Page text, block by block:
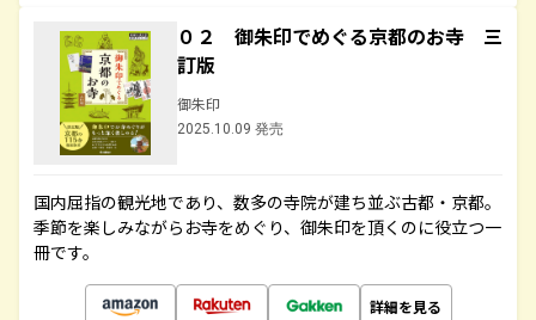
０２ 御朱印でめぐる京都のお寺 三
訂版
御朱印
2025.10.09 発売
国内屈指の観光地であり、数多の寺院が建ち並ぶ古都・京都。
季節を楽しみながらお寺をめぐり、御朱印を頂くのに役立つ一
冊です。
詳細を見る